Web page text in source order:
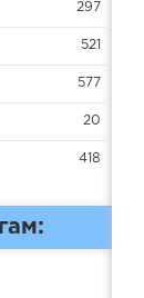
297
521
577
20
418